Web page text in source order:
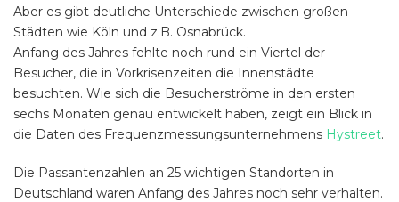
Aber es gibt deutliche Unterschiede zwischen großen
Städten wie Köln und z.B. Osnabrück.
Anfang des Jahres fehlte noch rund ein Viertel der
Besucher, die in Vorkrisenzeiten die Innenstädte
besuchten. Wie sich die Besucherströme in den ersten
sechs Monaten genau entwickelt haben, zeigt ein Blick in
die Daten des Frequenzmessungsunternehmens Hystreet.
Die Passantenzahlen an 25 wichtigen Standorten in
Deutschland waren Anfang des Jahres noch sehr verhalten.